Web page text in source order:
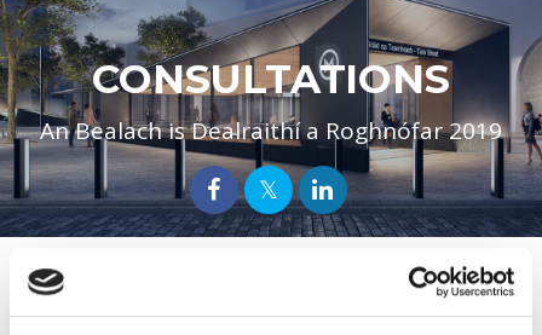
CONSULTATIONS
An Bealach is Dealraithí a Roghnófar 2019